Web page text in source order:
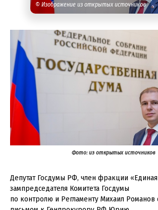
© Изображение из открытых источников
Фото: из открытых источников
Депутат Госдумы РФ, член фракции «Единая
зампредседателя Комитета Госдумы
по контролю и Регламенту Михаил Романов